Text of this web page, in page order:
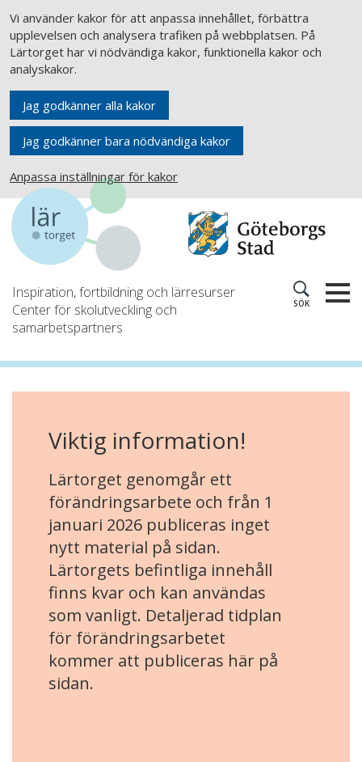
Vi använder kakor för att anpassa innehållet, förbättra
upplevelsen och analysera trafiken på webbplatsen. På
Lärtorget har vi nödvändiga kakor, funktionella kakor och
analyskakor.
Jag godkänner alla kakor
Jag godkänner bara nödvändiga kakor
Anpassa inställningar för kakor
Inspiration, fortbildning och lärresurser
Center för skolutveckling och
samarbetspartners
SÖK
Viktig information!
Lärtorget genomgår ett
förändringsarbete och från 1
januari 2026 publiceras inget
nytt material på sidan.
Lärtorgets befintliga innehåll
finns kvar och kan användas
som vanligt. Detaljerad tidplan
för förändringsarbetet
kommer att publiceras här på
sidan.